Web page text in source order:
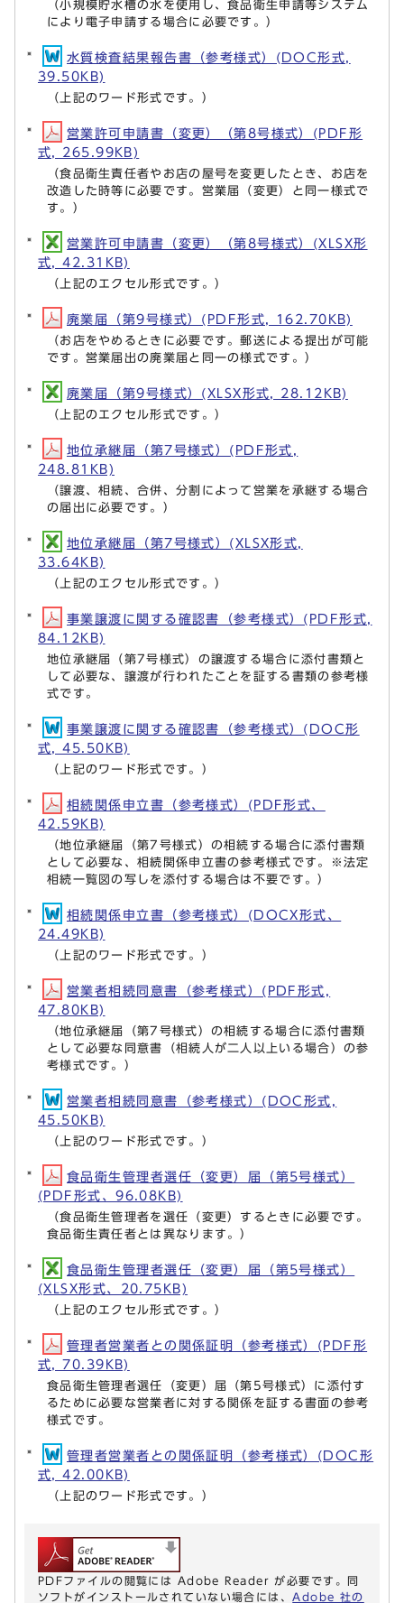
（小規模貯水槽の水を使用し、食品衛生申請等システム
により電子申請する場合に必要です。）
水質検査結果報告書（参考様式）(DOC形式,
39.50KB)
（上記のワード形式です。）
営業許可申請書（変更）（第8号様式）(PDF形
式, 265.99KB)
（食品衛生責任者やお店の屋号を変更したとき、お店を
改造した時等に必要です。営業届（変更）と同一様式で
す。）
営業許可申請書（変更）（第8号様式）(XLSX形
式, 42.31KB)
（上記のエクセル形式です。）
廃業届（第9号様式）(PDF形式, 162.70KB)
（お店をやめるときに必要です。郵送による提出が可能
です。営業届出の廃業届と同一の様式です。）
廃業届（第9号様式）(XLSX形式, 28.12KB)
（上記のエクセル形式です。）
地位承継届（第7号様式）(PDF形式,
248.81KB)
（譲渡、相続、合併、分割によって営業を承継する場合
の届出に必要です。）
地位承継届（第7号様式）(XLSX形式,
33.64KB)
（上記のエクセル形式です。）
事業譲渡に関する確認書（参考様式）(PDF形式,
84.12KB)
地位承継届（第7号様式）の譲渡する場合に添付書類と
して必要な、譲渡が行われたことを証する書類の参考様
式です。
事業譲渡に関する確認書（参考様式）(DOC形
式, 45.50KB)
（上記のワード形式です。）
相続関係申立書（参考様式）(PDF形式、
42.59KB)
（地位承継届（第7号様式）の相続する場合に添付書類
として必要な、相続関係申立書の参考様式です。※法定
相続一覧図の写しを添付する場合は不要です。）
相続関係申立書（参考様式）(DOCX形式、
24.49KB)
（上記のワード形式です。）
営業者相続同意書（参考様式）(PDF形式,
47.80KB)
（地位承継届（第7号様式）の相続する場合に添付書類
として必要な同意書（相続人が二人以上いる場合）の参
考様式です。）
営業者相続同意書（参考様式）(DOC形式,
45.50KB)
（上記のワード形式です。）
食品衛生管理者選任（変更）届（第5号様式）
(PDF形式、96.08KB)
（食品衛生管理者を選任（変更）するときに必要です。
食品衛生責任者とは異なります。）
食品衛生管理者選任（変更）届（第5号様式）
(XLSX形式、20.75KB)
（上記のエクセル形式です。）
管理者営業者との関係証明（参考様式）(PDF形
式, 70.39KB)
食品衛生管理者選任（変更）届（第5号様式）に添付す
るために必要な営業者に対する関係を証する書面の参考
様式です。
管理者営業者との関係証明（参考様式）(DOC形
式, 42.00KB)
（上記のワード形式です。）
PDFファイルの閲覧には Adobe Reader が必要です。同
ソフトがインストールされていない場合には、 Adobe 社の